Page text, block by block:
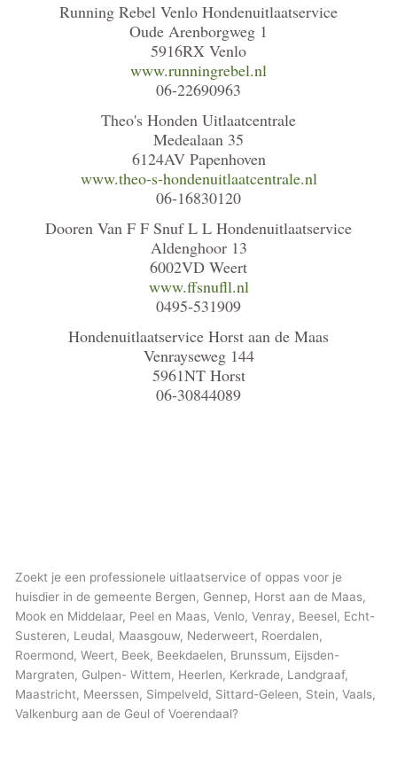
Running Rebel Venlo Hondenuitlaatservice
Oude Arenborgweg 1
5916RX Venlo
www.runningrebel.nl
06-22690963
Theo's Honden Uitlaatcentrale
Medealaan 35
6124AV Papenhoven
www.theo-s-hondenuitlaatcentrale.nl
06-16830120
Dooren Van F F Snuf L L Hondenuitlaatservice
Aldenghoor 13
6002VD Weert
www.ffsnufll.nl
0495-531909
Hondenuitlaatservice Horst aan de Maas
Venrayseweg 144
5961NT Horst
06-30844089
Zoekt je een professionele uitlaatservice of oppas voor je
huisdier in de gemeente Bergen, Gennep, Horst aan de Maas,
Mook en Middelaar, Peel en Maas, Venlo, Venray, Beesel, Echt-
Susteren, Leudal, Maasgouw, Nederweert, Roerdalen,
Roermond, Weert, Beek, Beekdaelen, Brunssum, Eijsden-
Margraten, Gulpen- Wittem, Heerlen, Kerkrade, Landgraaf,
Maastricht, Meerssen, Simpelveld, Sittard-Geleen, Stein, Vaals,
Valkenburg aan de Geul of Voerendaal?